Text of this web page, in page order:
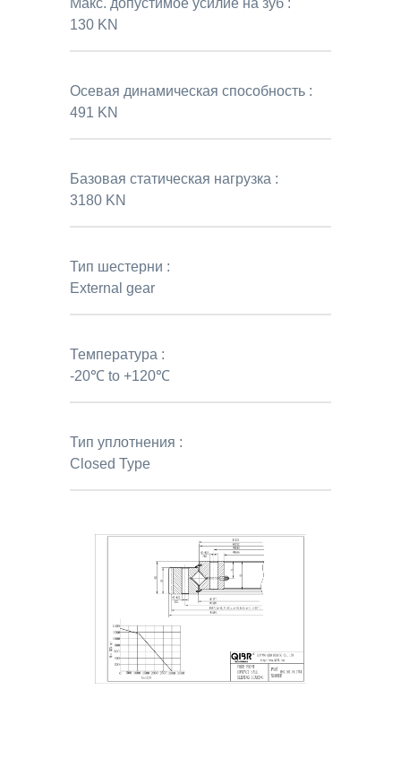
Макс. допустимое усилие на зуб :
130 KN
Осевая динамическая способность :
491 KN
Базовая статическая нагрузка :
3180 KN
Тип шестерни :
External gear
Температура :
-20℃ to +120℃
Тип уплотнения :
Closed Type